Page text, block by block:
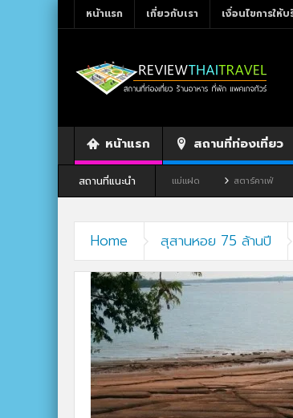
หน้าแรก เกี่ยวกับเรา เงื่อนไขการให้บ
หน้าแรก สถานที่ท่องเที่ยว
สถานที่แนะนำ
ร้านอาหาร By แม่แฝด สตาร์คาเฟ่
Home สุสานหอย 75 ล้านปี